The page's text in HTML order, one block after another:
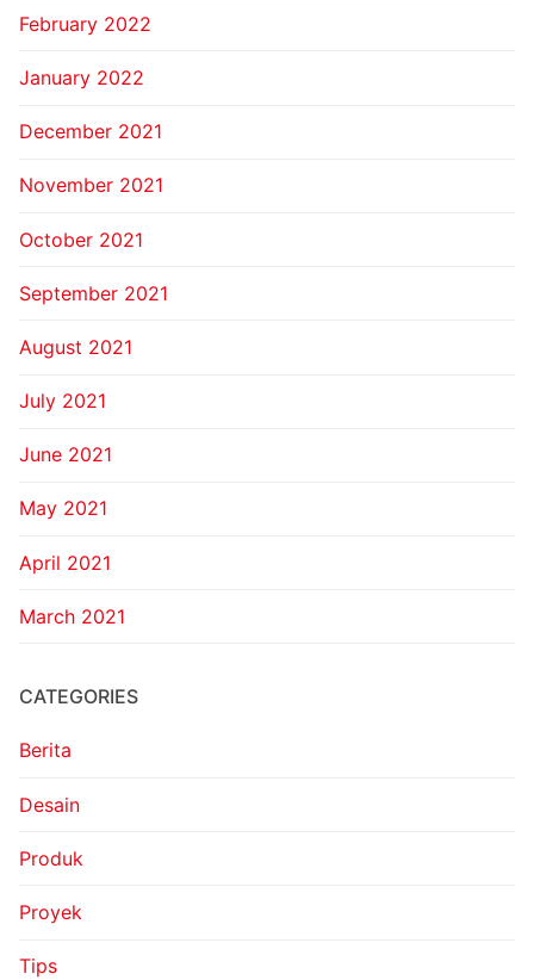
February 2022
January 2022
December 2021
November 2021
October 2021
September 2021
August 2021
July 2021
June 2021
May 2021
April 2021
March 2021
CATEGORIES
Berita
Desain
Produk
Proyek
Tips